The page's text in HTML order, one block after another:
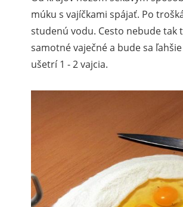
múku s vajíčkami spájať. Po
studenú vodu. Cesto nebude tak
samotné vaječné a bude sa ľahšie
ušetrí 1 - 2 vajcia.